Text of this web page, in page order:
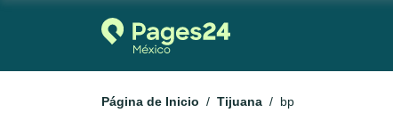
Página de Inicio Tijuana bp